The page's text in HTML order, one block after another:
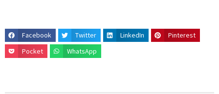
Facebook Twitter LinkedIn
Pinterest
Pocket
WhatsApp